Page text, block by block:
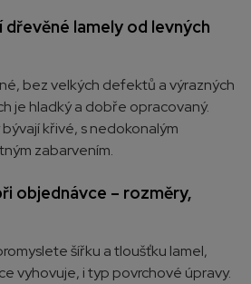
lamely od levných
bez velkých defektů a výrazných
je hladký a dobře opracovaný.
křivé, s nedokonalým
zabarvením.
objednávce – rozměry,
šířku a tloušťku lamel,
vyhovuje, i typ povrchové úpravy.